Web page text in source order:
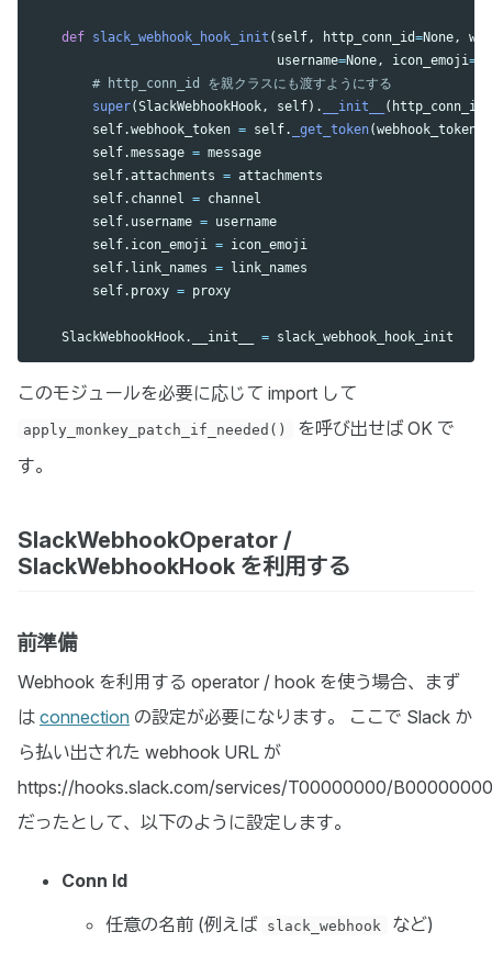
def slack_webhook_hook_init ( self, http_conn_id=None,
username=None, icon_emoji=
super(SlackWebhookHook, self). __init__ ( http_conn_id
self.webhook_token = self. _get_token(webhook_token
self.message = message
self.attachments = attachments
self. channel = channel
self. username = username
self. icon_emoji = icon_emoji
self. link_names = link_names
self. proxy = proxy
SlackWebhookHook. __init__ = slack_webhook_hook_init
このモジュールを必要に応じて import して
apply_monkey_patch_if_needed()
を呼び出せば OK で
す。
SlackWebhookOperator /
SlackWebhookHook を利用する
前準備
Webhook を利用する operator / hook を使う場合、まず
は connection の設定が必要になります。 ここで Slack か
ら払い出された webhook URL が
https://hooks.slack.com/services/T00000000/
だったとして、以下のように設定します。
Conn Id
任意の名前 (例えば slack_webhook など)